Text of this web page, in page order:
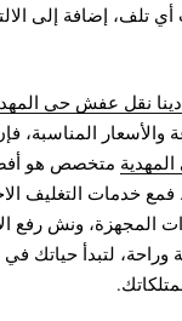
تلف، إضافة إلى
دينا نقل عفش حي
والأسعار المناسبة،
متخصص هو
خدمات التغليف
المجهزة، ونش رفع
وراحة، لتبدأ حياتك